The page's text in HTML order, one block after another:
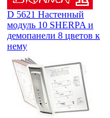
D 5621 Настенный
модуль 10 SHERPA и
демопанели 8 цветов к
нему